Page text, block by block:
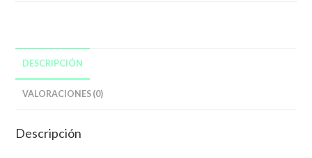
DESCRIPCIÓN
VALORACIONES (0)
Descripción